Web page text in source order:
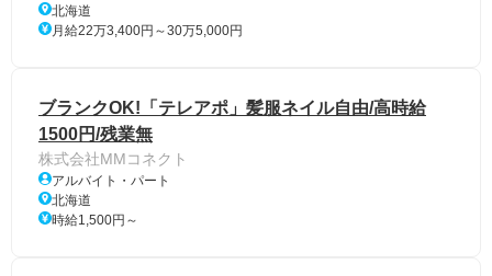
北海道
月給22万3,400円～30万5,000円
ブランクOK!「テレアポ」髪服ネイル自由/高時給
1500円/残業無
株式会社MMコネクト
アルバイト・パート
北海道
時給1,500円～